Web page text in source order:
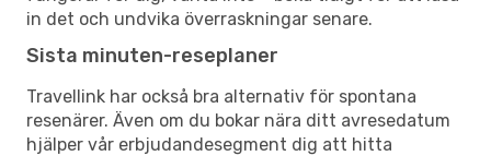
in det och undvika överraskningar senare.
Sista minuten-reseplaner
Travellink har också bra alternativ för spontana
resenärer. Även om du bokar nära ditt avresedatum
hjälper vår erbjudandesegment dig att hitta